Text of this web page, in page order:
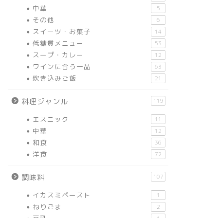
中華 5
その他 6
スイーツ・お菓子 14
低糖質メニュー 53
スープ・カレー 12
ワインに合う一品 63
炊き込みご飯 21
料理ジャンル 119
エスニック 11
中華 12
和食 36
洋食 72
調味料 107
イカスミペースト 1
ねりごま 2